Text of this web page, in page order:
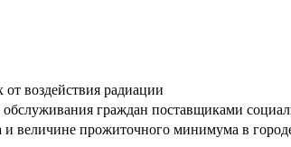
воздействия радиации
граждан поставщиками
величине прожиточного минимума в